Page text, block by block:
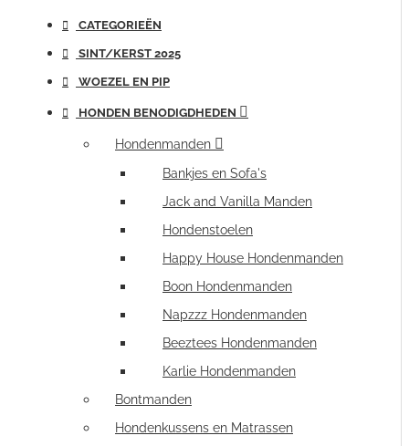
CATEGORIEËN
SINT/KERST 2025
WOEZEL EN PIP
HONDEN BENODIGDHEDEN
Hondenmanden
Bankjes en Sofa's
Jack and Vanilla Manden
Hondenstoelen
Happy House Hondenmanden
Boon Hondenmanden
Napzzz Hondenmanden
Beeztees Hondenmanden
Karlie Hondenmanden
Bontmanden
Hondenkussens en Matrassen